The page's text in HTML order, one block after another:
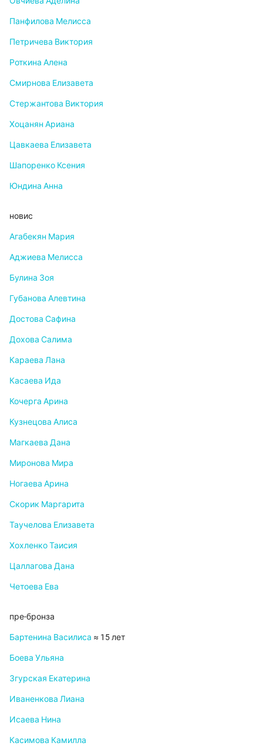
Панфилова Мелисса
Петричева Виктория
Роткина Алена
Смирнова Елизавета
Стержантова Виктория
Хоцанян Ариана
Цавкаева Елизавета
Шапоренко Ксения
Юндина Анна
новис
Агабекян Мария
Аджиева Мелисса
Булина Зоя
Губанова Алевтина
Достова Сафина
Дохова Салима
Караева Лана
Касаева Ида
Кочерга Арина
Кузнецова Алиса
Магкаева Дана
Миронова Мира
Ногаева Арина
Скорик Маргарита
Таучелова Елизавета
Хохленко Таисия
Цаллагова Дана
Четоева Ева
пре-бронза
Бартенина Василиса ≈ 15 лет
Боева Ульяна
Згурская Екатерина
Иваненкова Лиана
Исаева Нина
Касимова Камилла